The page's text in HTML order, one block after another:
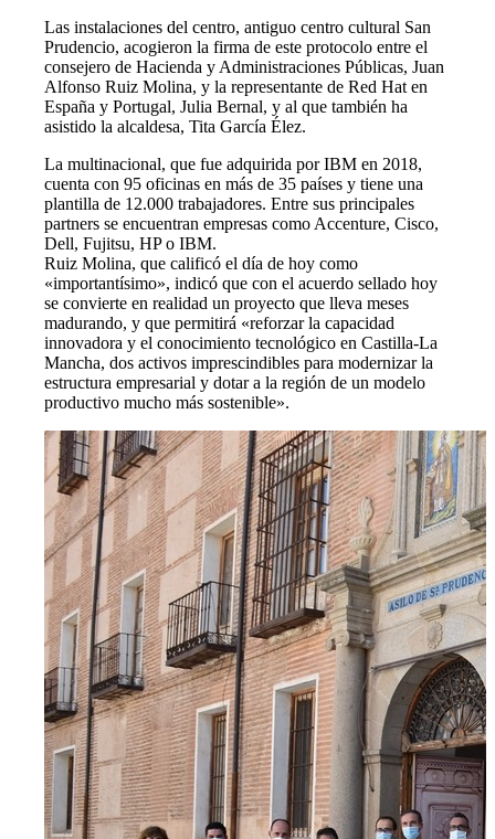
Las instalaciones del centro, antiguo centro cultural San
Prudencio, acogieron la firma de este protocolo entre el
consejero de Hacienda y Administraciones Públicas, Juan
Alfonso Ruiz Molina, y la representante de Red Hat en
España y Portugal, Julia Bernal, y al que también ha
asistido la alcaldesa, Tita García Élez.
La multinacional, que fue adquirida por IBM en 2018,
cuenta con 95 oficinas en más de 35 países y tiene una
plantilla de 12.000 trabajadores. Entre sus principales
partners se encuentran empresas como Accenture, Cisco,
Dell, Fujitsu, HP o IBM.
Ruiz Molina, que calificó el día de hoy como
«importantísimo», indicó que con el acuerdo sellado hoy
se convierte en realidad un proyecto que lleva meses
madurando, y que permitirá «reforzar la capacidad
innovadora y el conocimiento tecnológico en Castilla-La
Mancha, dos activos imprescindibles para modernizar la
estructura empresarial y dotar a la región de un modelo
productivo mucho más sostenible».